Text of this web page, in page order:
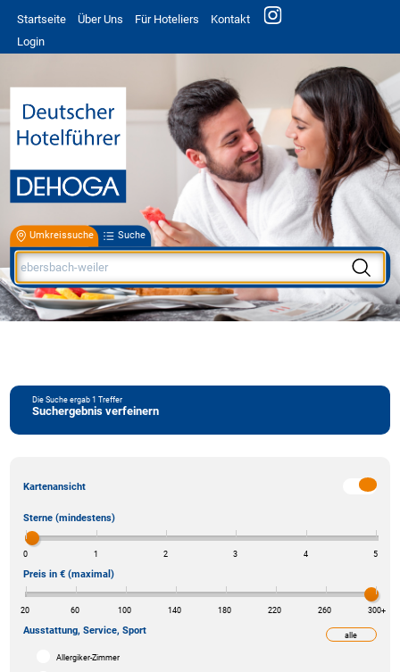
Startseite Über Uns Für Hoteliers
Kontakt
Login
Umkreissuche Suche
Die Suche ergab1 Treffer
Suchergebnis verfeinern
Kartenansicht
Sterne (mindestens)
0 1 2 3 4 5
Preis in € (maximal)
20 60 100 140 180 220 260 300+
alle
Ausstattung, Service, Sport
Allergiker-Zimmer